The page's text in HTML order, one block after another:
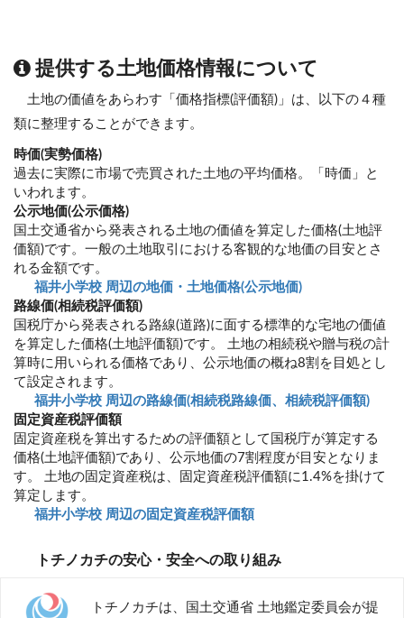
提供する土地価格情報について
土地の価値をあらわす「価格指標(評価額)」は、以下の４種
類に整理することができます。
時価(実勢価格)
過去に実際に市場で売買された土地の平均価格。「時価」と
いわれます。
公示地価(公示価格)
国土交通省から発表される土地の価値を算定した価格(土地評
価額)です。一般の土地取引における客観的な地価の目安とさ
れる金額です。
福井小学校 周辺の地価・土地価格(公示地価)
路線価(相続税評価額)
国税庁から発表される路線(道路)に面する標準的な宅地の価値
を算定した価格(土地評価額)です。 土地の相続税や贈与税の計
算時に用いられる価格であり、公示地価の概ね8割を目処とし
て設定されます。
福井小学校 周辺の路線価(相続税路線価、相続税評価額)
固定資産税評価額
固定資産税を算出するための評価額として国税庁が算定する
価格(土地評価額)であり、公示地価の7割程度が目安となりま
す。 土地の固定資産税は、固定資産税評価額に1.4%を掛けて
算定します。
福井小学校 周辺の固定資産税評価額
トチノカチの安心・安全への取り組み
トチノカチは、国土交通省 土地鑑定委員会が提